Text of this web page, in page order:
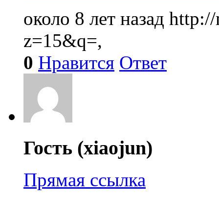
около 8 лет назад http://
z=15&q=,
0 Нравится Ответ
Гость (xiaojun)
Прямая ссылка